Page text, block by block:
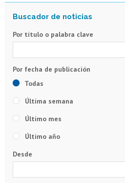
Por título o palabra clave
Todas
Última semana
Último mes
Último año
Desde